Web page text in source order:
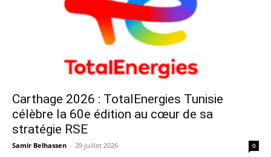
Carthage 2026 : TotalEnergies Tunisie
célèbre la 60e édition au cœur de sa
stratégie RSE
Samir Belhassen - 29 juillet 2026 0